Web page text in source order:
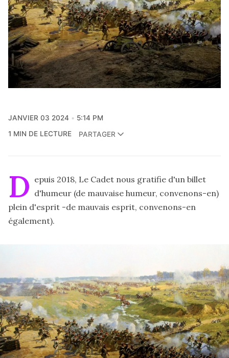
JANVIER 03 2024
5:14 PM
1 MIN DE LECTURE
PARTAGER
D epuis 2018, Le Cadet nous gratifie d'un billet
d'humeur (de mauvaise humeur, convenons-en)
plein d'esprit -de mauvais esprit, convenons-en
également).